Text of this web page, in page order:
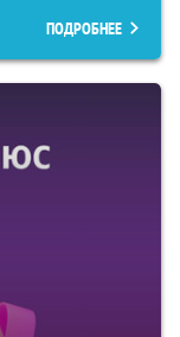
ПОДРОБНЕЕ